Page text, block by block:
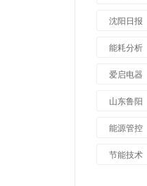
沈阳日报
能耗分析
爱启电器
山东鲁阳
能源管控
节能技术